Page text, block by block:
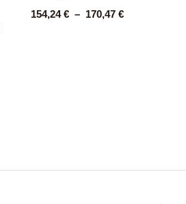
154,24€ – 170,47 €